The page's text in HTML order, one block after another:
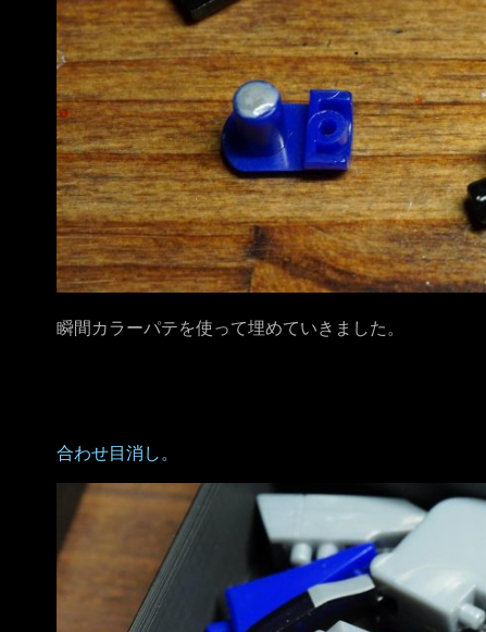
瞬間カラーパテを使って埋めていきました。
合わせ目消し。